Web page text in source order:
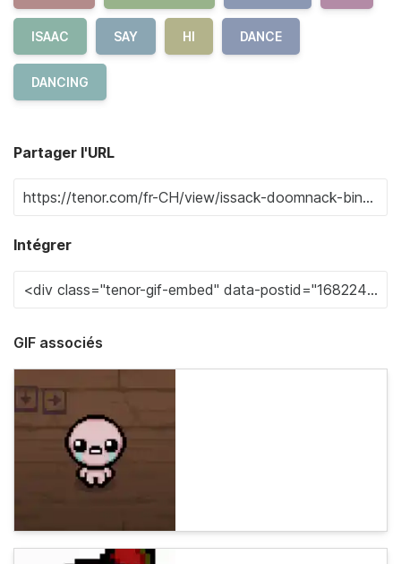
ISAAC SAY HI DANCE
DANCING
Partager l'URL
Intégrer
GIF associés